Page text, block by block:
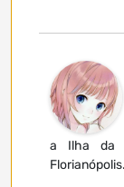
a Ilha da